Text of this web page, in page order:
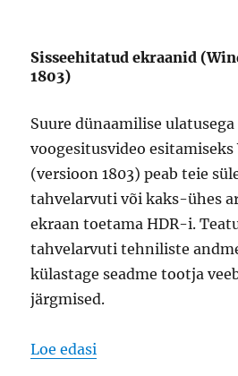
Sisseehitatud ekraanid
1803)
Suure dünaamilise ulatusega
voogesitusvideo
(versioon 1803) peab teie
tahvelarvuti või kaks-ühes
ekraan toetama HDR-i.
tahvelarvuti tehniliste
külastage seadme tootja
järgmised.
Loe edasi